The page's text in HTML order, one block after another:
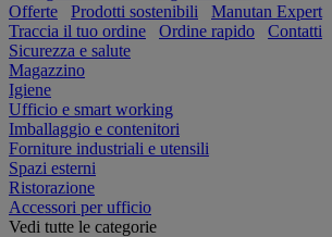
Offerte Prodotti sostenibili
Manutan Expert
Traccia il tuo ordine
Ordine rapido
Contatti
Sicurezza e salute
Magazzino
Igiene
Ufficio e smart working
Imballaggio e contenitori
Forniture industriali e utensili
Spazi esterni
Ristorazione
Accessori per ufficio
Vedi tutte le categorie